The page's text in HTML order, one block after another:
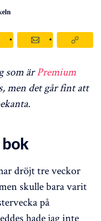
som ärPremium
men det går fint att
bok
dröjt tre veckor
skulle bara varit
på
hade jag inte